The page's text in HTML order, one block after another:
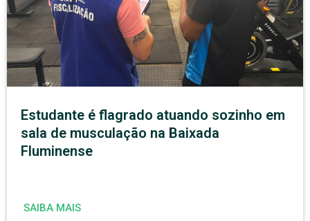
Estudante é flagrado atuando sozinho em
sala de musculação na Baixada
Fluminense
SAIBA MAIS